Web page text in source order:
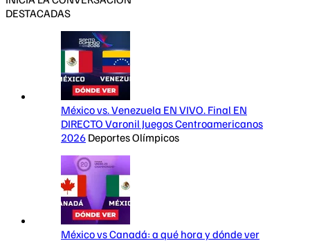
DESTACADAS
México vs. Venezuela EN VIVO. Final EN
DIRECTO Varonil Juegos Centroamericanos
2026 Deportes Olímpicos
México vs Canadá: a qué hora y dónde ver